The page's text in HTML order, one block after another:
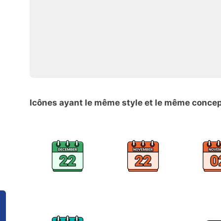
Icônes ayant le même style et le même